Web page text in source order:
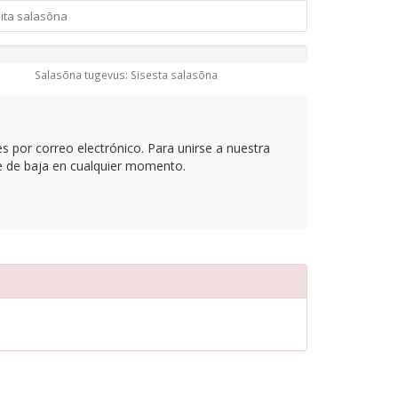
Salasõna tugevus: Sisesta salasõna
por correo electrónico. Para unirse a nuestra
baja en cualquier momento.